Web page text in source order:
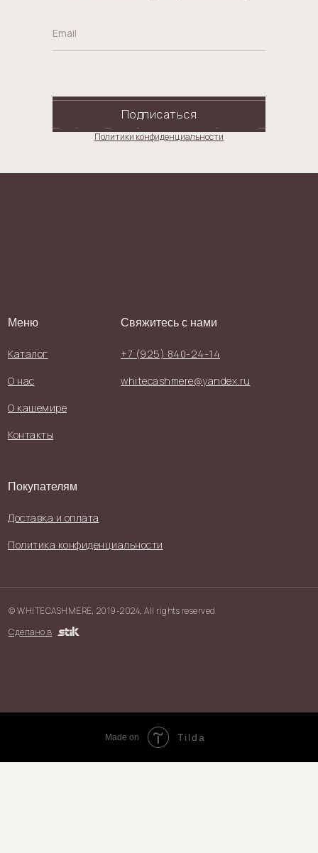
Email
Подписаться
Отправляя данные, вы соглашаетесь с условиями
Политики конфиденциальности
Меню
Покупателям
Свяжитесь с нами
Доставка и оплата
Политика конфиденциальности
Каталог
О нас
О кашемире
+7 (925) 840-24-14
whitecashmere@yandex.ru
© WHITECASHMERE, 2019-2024, All rights reserved
Сделано в
Контакты
Made on Tilda